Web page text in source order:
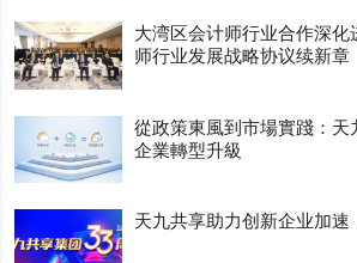
大湾区会计师行业合作深
师行业发展战略协议续新章
從政策東風到市場實踐：天
企業轉型升級
天九共享助力创新企业加速